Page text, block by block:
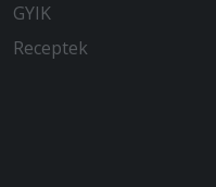
GYIK
Receptek